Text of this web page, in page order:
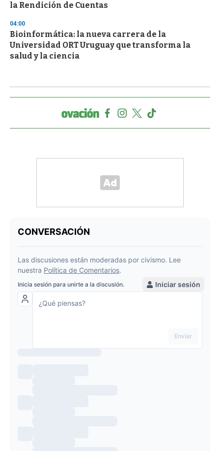
la Rendición de Cuentas
04:00
Bioinformática: la nueva carrera de la
Universidad ORT Uruguay que transforma la
salud y la ciencia